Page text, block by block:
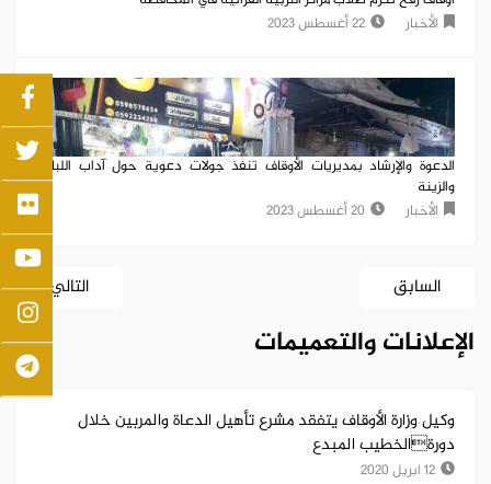
الأخبار
22 أغسطس 2023
الدعوة والإرشاد بمديريات الأوقاف تنفذ جولات دعوية حول آداب اللباس
والزينة
الأخبار
20 أغسطس 2023
السابق التالي
الإعلانات والتعميمات
وكيل وزارة الأوقاف يتفقد مشرع تأهيل الدعاة والمربين خلال
دورةالخطيب المبدع
12 ابريل 2020